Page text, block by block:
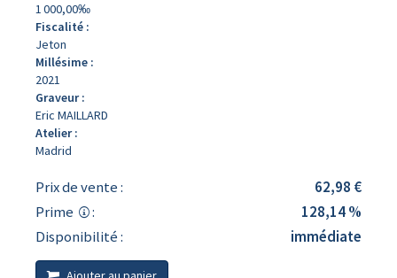
1 000,00‰
Fiscalité :
Jeton
Millésime :
2021
Graveur :
Eric MAILLARD
Atelier :
Madrid
Prix de vente :
62,98 €
Prime
:
128,14 %
Disponibilité :
immédiate